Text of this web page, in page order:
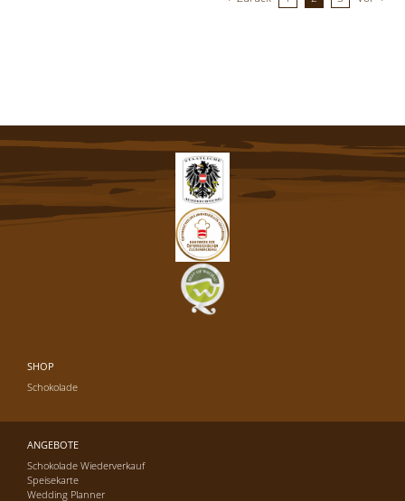
SHOP
Schokolade
ANGEBOTE
Schokolade Wiederverkauf
Speisekarte
Wedding Planner